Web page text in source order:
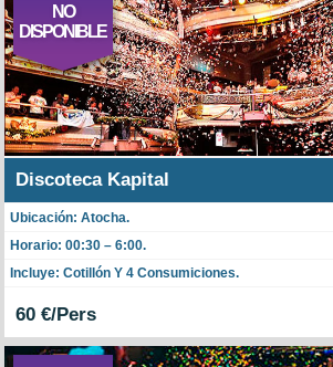
NO
DISPONIBLE
Discoteca Kapital
Ubicación: Atocha.
Horario: 00:30 – 6:00.
Incluye: Cotillón Y 4 Consumiciones.
60 €/Pers